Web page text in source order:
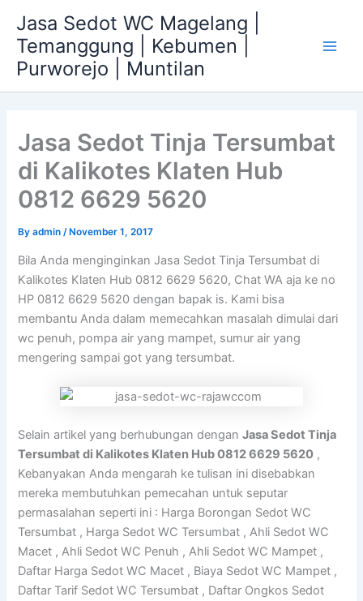
content
Jasa Sedot WC Magelang |
Temanggung | Kebumen |
Purworejo | Muntilan
Jasa Sedot Tinja Tersumbat
di Kalikotes Klaten Hub
0812 6629 5620
Byadmin/ November 1, 2017
Bila Anda menginginkan Jasa Sedot Tinja Tersumbat di
Kalikotes Klaten Hub 0812 6629 5620, Chat WA aja ke no
HP 0812 6629 5620 dengan bapak is. Kami bisa
membantu Anda dalam memecahkan masalah dimulai dari
wc penuh, pompa air yang mampet, sumur air yang
mengering sampai got yang tersumbat.
Selain artikel yang berhubungan denganJasa Sedot Tinja
Tersumbat di Kalikotes Klaten Hub 0812 6629 5620 ,
Kebanyakan Anda mengarah ke tulisan ini disebabkan
mereka membutuhkan pemecahan untuk seputar
permasalahan seperti ini : Harga Borongan Sedot WC
Tersumbat , Harga Sedot WC Tersumbat , Ahli Sedot WC
Macet , Ahli Sedot WC Penuh , Ahli Sedot WC Mampet ,
Daftar Harga Sedot WC Macet , Biaya Sedot WC Mampet ,
Daftar Tarif Sedot WC Tersumbat , Daftar Ongkos Sedot